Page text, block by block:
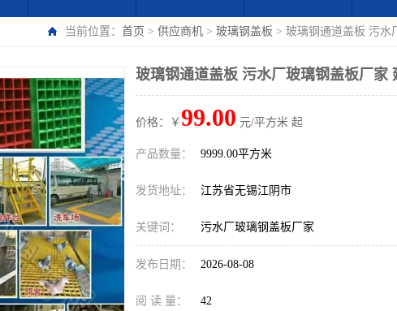
当前位置： 首页 > 供应商机 > 玻璃钢盖板 > 玻璃钢通道盖板 污水
玻璃钢通道盖板 污水厂玻璃钢盖板厂家
价格：￥ 99.00 元/平方米 起
产品数量： 9999.00平方米
发货地址： 江苏省无锡江阴市
关键词： 污水厂玻璃钢盖板厂家
发布日期： 2026-08-08
阅 读 量： 42